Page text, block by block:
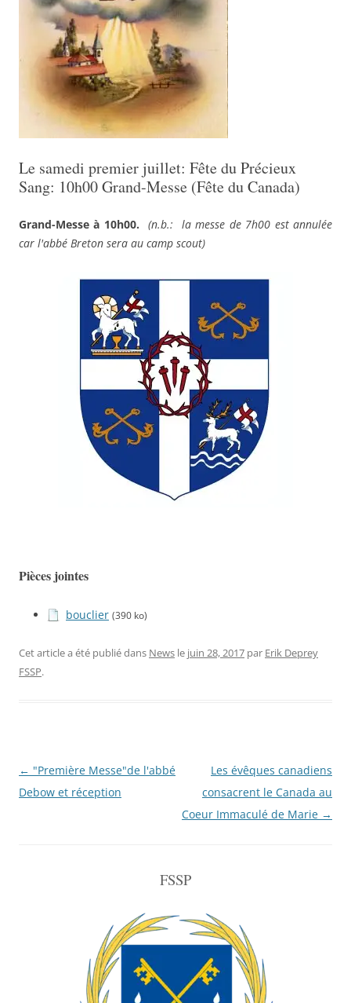
Le samedi premier juillet: Fête du Précieux
Sang: 10h00 Grand-Messe (Fête du Canada)
Grand-Messe à 10h00.
(n.b.: la messe de 7h00 est annulée
car l'abbé Breton sera au camp scout)
Pièces jointes
bouclier (390 ko)
Cet article a été publié dans News le juin 28, 2017 par Erik Deprey
FSSP.
Navigation
de
← "Première Messe"de l'abbé
Debow et réception
Les évêques canadiens
consacrent le Canada au
Coeur Immaculé de Marie →
FSSP